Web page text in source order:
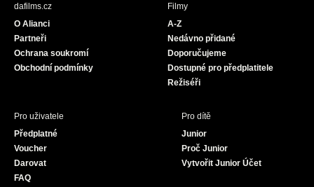
dafilms.cz
O Alianci
Partneři
Ochrana soukromí
Obchodní podmínky
Filmy
A-Z
Nedávno přidané
Doporučujeme
Dostupné pro předplatitele
Režiséři
Pro uživatele
Předplatné
Voucher
Darovat
FAQ
Pro dítě
Junior
Proč Junior
Vytvořit Junior Účet